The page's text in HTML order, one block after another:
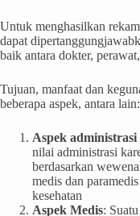
Untuk menghasilkan
dapat
baik antara dokter,
Tujuan, manfaat dan
beberapa aspek, antara lain:
Aspek administrasi
nilai administrasi
berdasarkan
medis dan
kesehatan
Aspek Medis: